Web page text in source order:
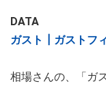
DATA
ガスト┃ガストフ
相場さんの、「ガ